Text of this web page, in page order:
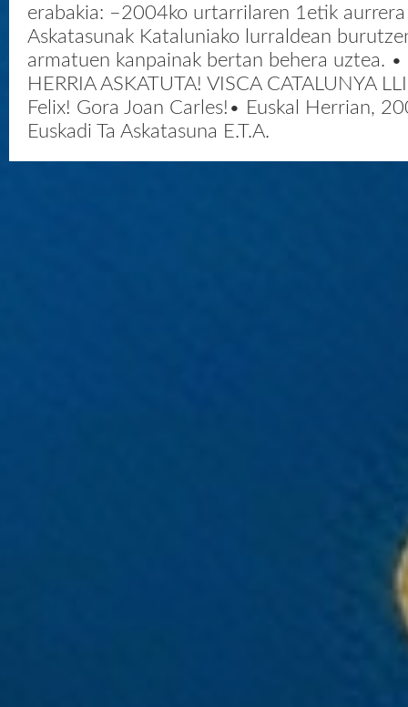
erabakia: –2004ko urtarrilaren 1etik aurrera
Askatasunak Kataluniako lurraldean
armatuen kanpainak bertan behera uztea. •
HERRIA ASKATUTA! VISCA CATALUNYA
Felix! Gora Joan Carles!• Euskal Herrian,
Euskadi Ta Askatasuna E.T.A.